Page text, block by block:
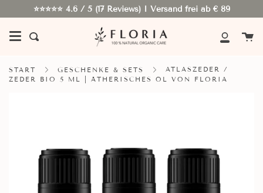
⭐⭐⭐⭐⭐ 4.6 / 5 (17 Reviews) I Versand frei ab € 89
Suchen
Mein
START GESCHENKE & SETS
ATLASZEDER /
ZEDER BIO 5 ML | ÄTHERISCHES ÖL VON FLORIA